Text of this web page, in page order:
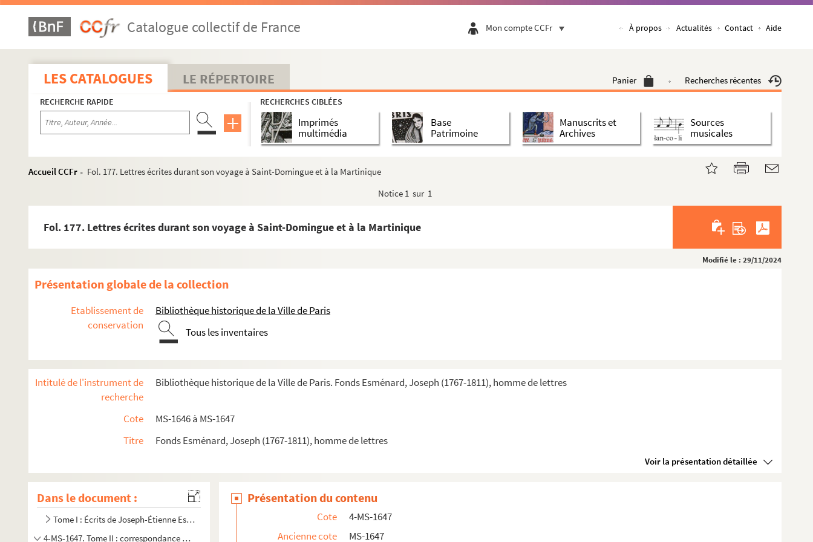
Catalogue collectif de France Mon compte CCFr À propos Actualités Contact Aide
LES CATALOGUES LE RÉPERTOIRE Panier Recherches récentes
RECHERCHE RAPIDE RECHERCHES CIBLÉES
Imprimés
multimédia
Base
Patrimoine
Manuscrits et
Archives
Sources
musicales
Accueil CCFr >
Fol. 177. Lettres écrites durant son voyage à Saint-Domingue et à la Martinique
Notice 1 sur 1
Fol. 177. Lettres écrites durant son voyage à Saint-Domingue et à la Martinique
Modifié le : 29/11/2024
Présentation globale de la collection
Etablissement de
conservation
Bibliothèque historique de la Ville de Paris
Tous les inventaires
Intitulé de l'instrument de
recherche
Bibliothèque historique de la Ville de Paris. Fonds Esménard, Joseph (1767-1811), homme de lettres
Cote
MS-1646 à MS-1647
Titre
Fonds Esménard, Joseph (1767-1811), homme de lettres
Voir la présentation détaillée
Dans le document :
Tome I : Écrits de Joseph-Étienne Esmenard
4-MS-1647. Tome II : correspondance générale
Présentation du contenu
Cote
4-MS-1647
Ancienne cote
MS-1647